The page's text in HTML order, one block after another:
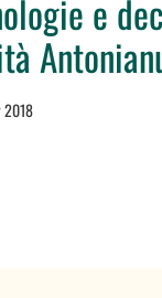
e
2018